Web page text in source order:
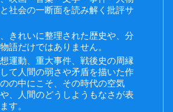
社会の一断面を読み解く批評サ
きれいに整理された歴史や、分
語だけではありません。
運動、重大事件、戦後史の周縁
て人間の弱さや矛盾を描いた作
の中にこそ、その時代の空気
、人間のどうしようもなさが表
す。